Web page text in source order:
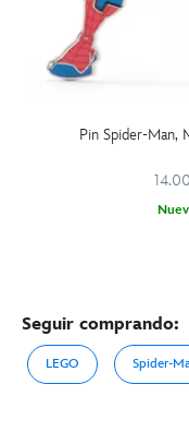
Pin Spider-Man,
Seguir comprando:
LEGO Spider-